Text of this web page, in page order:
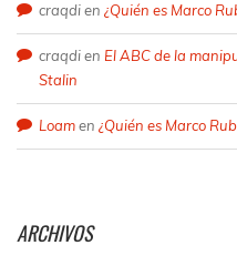
craqdien ¿Quién es Marco
craqdien El ABC de la
Stalin
Loamen ¿Quién es Marco
ARCHIVOS